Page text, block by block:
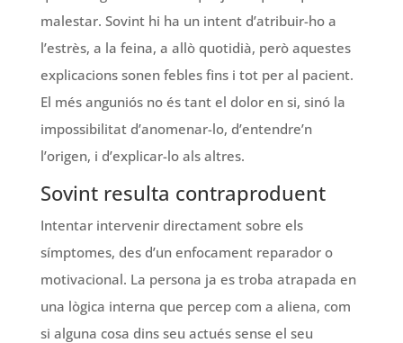
malestar. Sovint hi ha un intent d’atribuir-ho a
l’estrès, a la feina, a allò quotidià, però aquestes
explicacions sonen febles fins i tot per al pacient.
El més anguniós no és tant el dolor en si, sinó la
impossibilitat d’anomenar-lo, d’entendre’n
l’origen, i d’explicar-lo als altres.
Sovint resulta contraproduent
Intentar intervenir directament sobre els
símptomes, des d’un enfocament reparador o
motivacional. La persona ja es troba atrapada en
una lògica interna que percep com a aliena, com
si alguna cosa dins seu actués sense el seu